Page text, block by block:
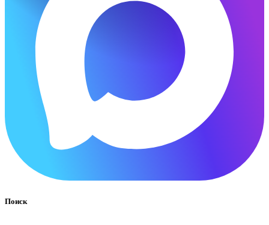
Поиск